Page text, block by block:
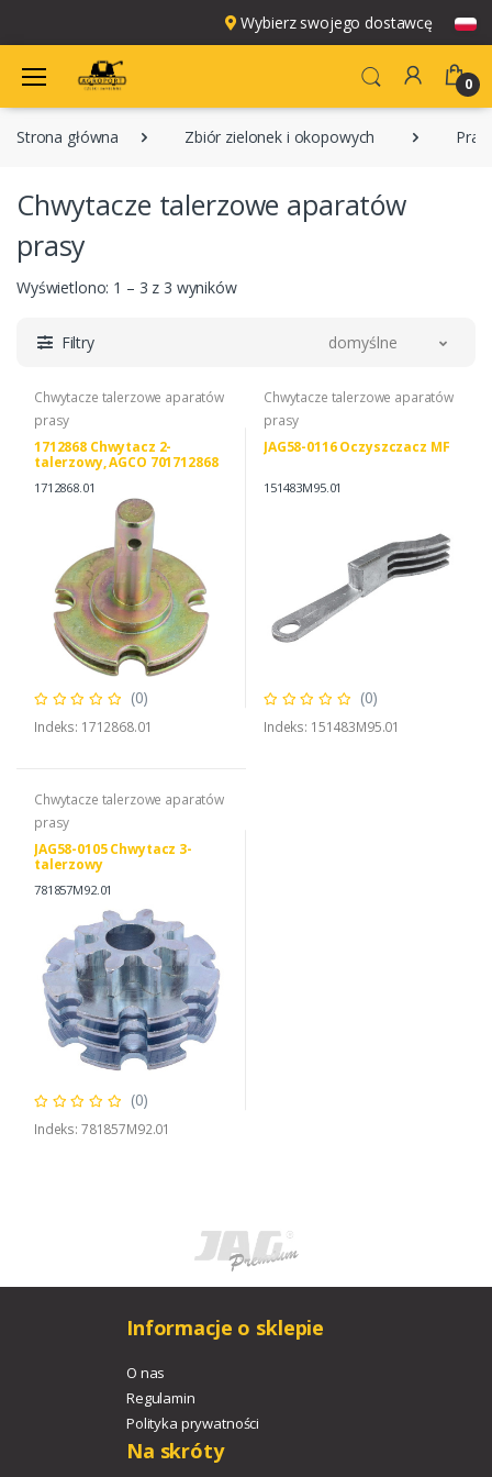
Wybierz swojego dostawcę
0
Strona główna Zbiór zielonek i okopowych
Chwytacze talerzowe aparatów
prasy
Wyświetlono: 1 – 3 z 3 wyników
Filtry domyślne
Chwytacze talerzowe aparatów
prasy
1712868 Chwytacz 2-
talerzowy, AGCO 701712868
1712868.01
(0)
Indeks: 1712868.01
Chwytacze talerzowe aparatów
prasy
JAG58-0116 Oczyszczacz MF
151483M95.01
(0)
Indeks: 151483M95.01
Chwytacze talerzowe aparatów
prasy
JAG58-0105 Chwytacz 3-
talerzowy
781857M92.01
(0)
Indeks: 781857M92.01
Informacje o sklepie
O nas
Regulamin
Polityka prywatności
Na skróty